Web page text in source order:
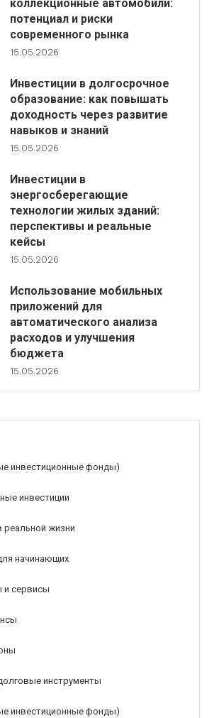
коллекционные автомобили:
потенциал и риски
современного рынка
15.05.2026
Инвестиции в долгосрочное
образование: как повышать
доходность через развитие
навыков и знаний
15.05.2026
Инвестиции в
энергосберегающие
технологии жилых зданий:
перспективы и реальные
кейсы
15.05.2026
Использование мобильных
приложений для
автоматического анализа
расходов и улучшения
бюджета
15.05.2026
инвестиционные фонды)
инвестиции
реальной жизни
начинающих
и сервисы
инструменты
инвестиционные фонды)